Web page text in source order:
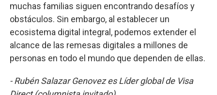
muchas familias siguen encontrando desafíos y
obstáculos. Sin embargo, al establecer un
ecosistema digital integral, podemos extender el
alcance de las remesas digitales a millones de
personas en todo el mundo que dependen de ellas.
- Rubén Salazar Genovez es Líder global de Visa